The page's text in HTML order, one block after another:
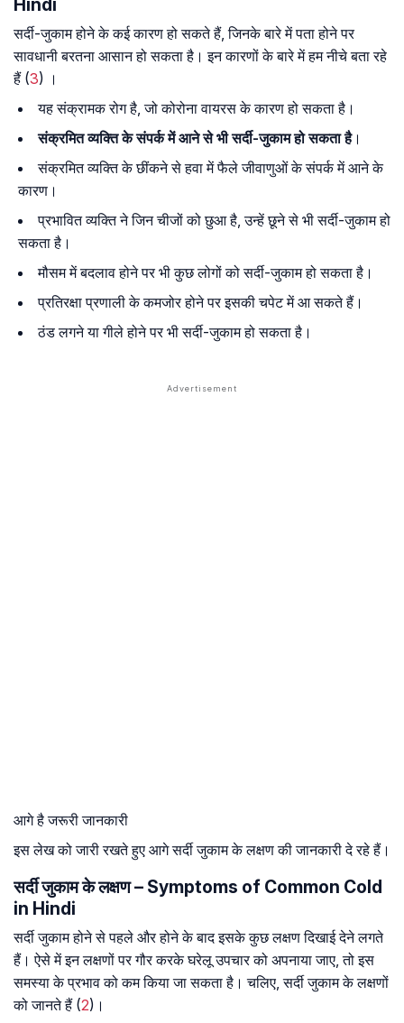
Hindi
सर्दी-जुकाम होने के कई कारण हो सकते हैं, जिनके बारे में पता होने पर
सावधानी बरतना आसान हो सकता है। इन कारणों के बारे में हम नीचे बता रहे
हैं (3) ।
यह संक्रामक रोग है, जो कोरोना वायरस के कारण हो सकता है।
संक्रमित व्यक्ति के संपर्क में आने से भी सर्दी-जुकाम हो सकता है।
संक्रमित व्यक्ति के छींकने से हवा में फैले जीवाणुओं के संपर्क में आने के
कारण।
प्रभावित व्यक्ति ने जिन चीजों को छुआ है, उन्हें छूने से भी सर्दी-जुकाम हो
सकता है।
मौसम में बदलाव होने पर भी कुछ लोगों को सर्दी-जुकाम हो सकता है।
प्रतिरक्षा प्रणाली के कमजोर होने पर इसकी चपेट में आ सकते हैं।
ठंड लगने या गीले होने पर भी सर्दी-जुकाम हो सकता है।
आगे है जरूरी जानकारी
इस लेख को जारी रखते हुए आगे सर्दी जुकाम के लक्षण की जानकारी दे रहे हैं।
सर्दी जुकाम के लक्षण – Symptoms of Common Cold
in Hindi
सर्दी जुकाम होने से पहले और होने के बाद इसके कुछ लक्षण दिखाई देने लगते
हैं। ऐसे में इन लक्षणों पर गौर करके घरेलू उपचार को अपनाया जाए, तो इस
समस्या के प्रभाव को कम किया जा सकता है। चलिए, सर्दी जुकाम के लक्षणों
को जानते हैं (2)।